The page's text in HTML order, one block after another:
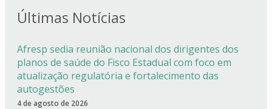
Últimas Notícias
Afresp sedia reunião nacional dos dirigentes dos
planos de saúde do Fisco Estadual com foco em
atualização regulatória e fortalecimento das
autogestões
4 de agosto de 2026